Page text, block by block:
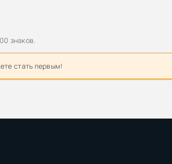
знаков.
стать первым!